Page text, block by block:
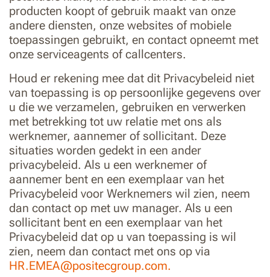
producten koopt of gebruik maakt van onze
andere diensten, onze websites of mobiele
toepassingen gebruikt, en contact opneemt met
onze serviceagents of callcenters.
Houd er rekening mee dat dit Privacybeleid niet
van toepassing is op persoonlijke gegevens over
u die we verzamelen, gebruiken en verwerken
met betrekking tot uw relatie met ons als
werknemer, aannemer of sollicitant. Deze
situaties worden gedekt in een ander
privacybeleid. Als u een werknemer of
aannemer bent en een exemplaar van het
Privacybeleid voor Werknemers wil zien, neem
dan contact op met uw manager. Als u een
sollicitant bent en een exemplaar van het
Privacybeleid dat op u van toepassing is wil
zien, neem dan contact met ons op via
HR.EMEA@positecgroup.com.